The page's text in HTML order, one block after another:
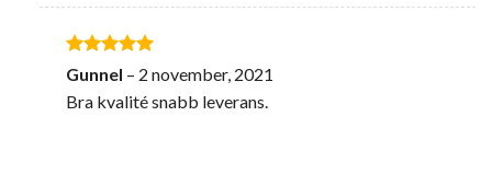
Betygsatt 5
av 5
Gunnel – 2 november, 2021
Bra kvalité snabb leverans.